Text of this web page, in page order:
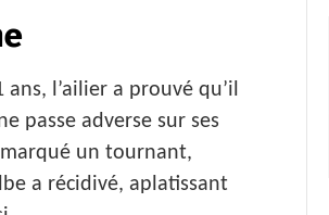
ans, l’ailier a prouvé qu’il
passe adverse sur ses
un tournant,
a récidivé, aplatissant